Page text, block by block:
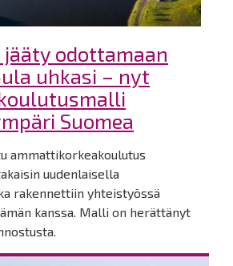
jääty odottamaan
uhkasi – nyt
Suomea
ammattikorkeakoulutus
uudenlaisella
rakennettiin yhteistyössä
kanssa. Malli on herättänyt